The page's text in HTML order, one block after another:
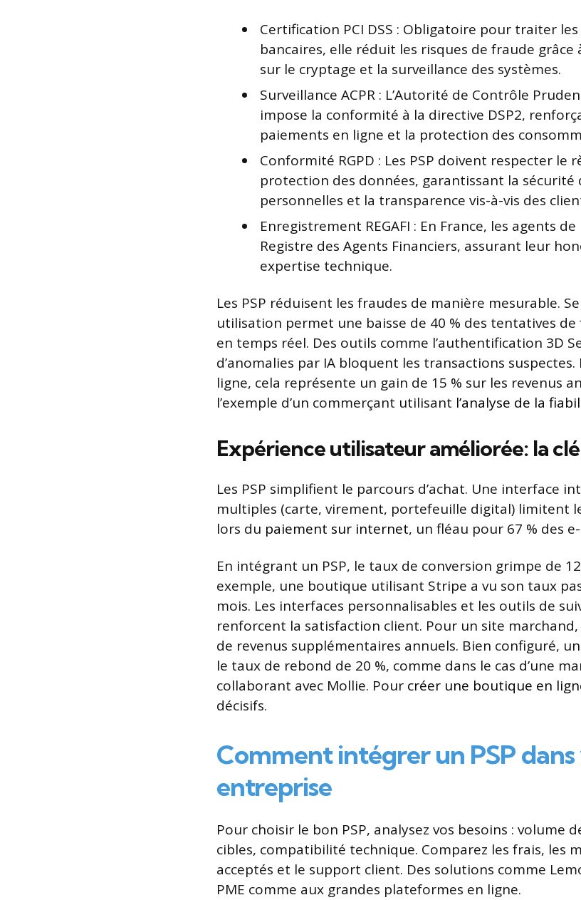
Certification PCI DSS : Obligatoire pour traiter
bancaires, elle réduit les risques de fraude grâce
sur le cryptage et la surveillance des systèmes.
Surveillance ACPR : L’Autorité de Contrôle
impose la conformité à la directive DSP2,
paiements en ligne et la protection des
Conformité RGPD : Les PSP doivent respecter le
protection des données, garantissant la
personnelles et la transparence vis-à-vis des
Enregistrement REGAFI : En France, les agents
Registre des Agents Financiers, assurant leur
expertise technique.
Les PSP réduisent les fraudes de manière mesurable.
utilisation permet une baisse de 40 % des tentatives de
en temps réel. Des outils comme l’authentification 3D
d’anomalies par IA bloquent les transactions
ligne, cela représente un gain de 15 % sur les revenus
l’exemple d’un commerçant utilisant l’analyse de la
Expérience utilisateur améliorée: la
Les PSP simplifient le parcours d’achat. Une interface
multiples (carte, virement, portefeuille digital) limitent
lors du paiement sur internet, un fléau pour 67 % des
En intégrant un PSP, le taux de conversion grimpe de
exemple, une boutique utilisant Stripe a vu son taux
mois. Les interfaces personnalisables et les outils de
renforcent la satisfaction client. Pour un site
de revenus supplémentaires annuels. Bien configuré,
le taux de rebond de 20 %, comme dans le cas d’une
collaborant avec Mollie. Pour créer une boutique en
décisifs.
Comment intégrer un PSP
entreprise
Pour choisir le bon PSP, analysez vos besoins : volume
cibles, compatibilité technique. Comparez les frais, les
acceptés et le support client. Des solutions comme
PME comme aux grandes plateformes en ligne.